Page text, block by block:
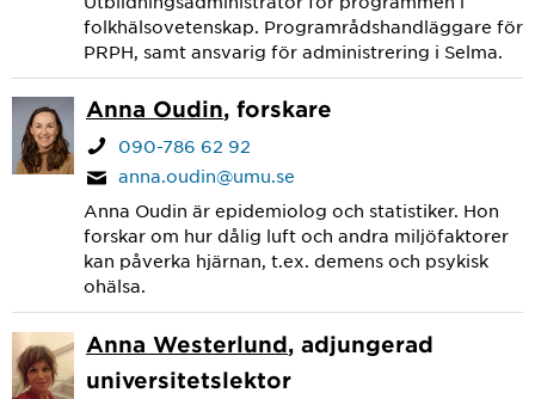
folkhälsovetenskap. Programrådshandläggare för
PRPH, samt ansvarig för administrering i Selma.
Anna Oudin, forskare
090-786 62 92
anna.oudin@umu.se
Anna Oudin är epidemiolog och statistiker. Hon
forskar om hur dålig luft och andra miljöfaktorer
kan påverka hjärnan, t.ex. demens och psykisk
ohälsa.
Anna Westerlund, adjungerad
universitetslektor